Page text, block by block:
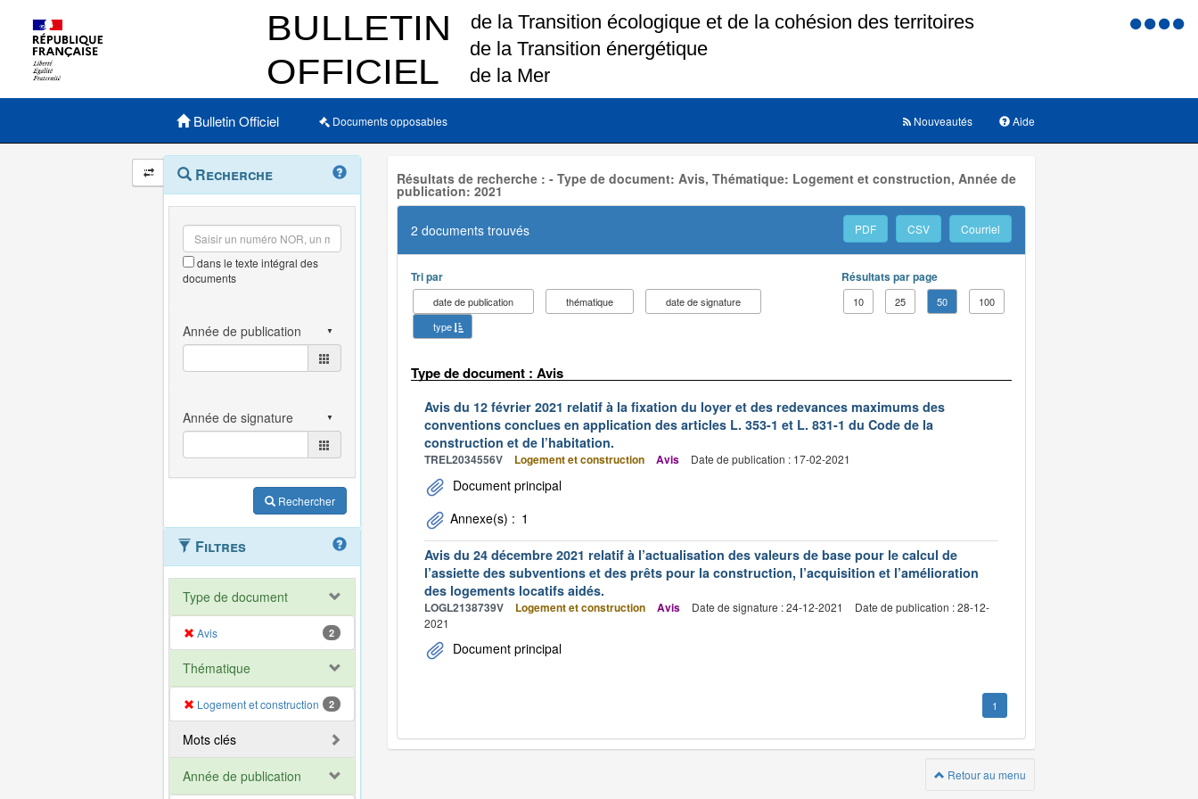
Menu
Menu principal
Bulletin Officiel Documents opposables Aide
Nouveautés
Navigation
et
outils
annexes
Menu
contextuel
Recherche
dans le texte intégral des
documents
Rechercher
Filtres
Type de document
Avis 2
Thématique
Logement et construction 2
Mots clés
Année de publication
Résultats de recherche : - Type de document: Avis, Thématique: Logement et construction, Année de
publication: 2021
2 documents trouvés PDF CSV Courriel
Tri par
date de publication thématique
date de signature
type
Résultats par page
10 25 50 100
Type de document : Avis
Avis du 12 février 2021 relatif à la fixation du loyer et des redevances maximums des
conventions conclues en application des articles L. 353-1 et L. 831-1 du Code de la
construction et de l’habitation.
TREL2034556V Logement et construction Avis Date de publication : 17-02-2021
Document principal
Annexe(s) : 1
Avis du 24 décembre 2021 relatif à l’actualisation des valeurs de base pour le calcul de
l’assiette des subventions et des prêts pour la construction, l’acquisition et l’amélioration
des logements locatifs aidés.
LOGL2138739V Logement et construction Avis Date de signature : 24-12-2021
Date de publication : 28-12-
2021
Document principal
1
Retour au menu